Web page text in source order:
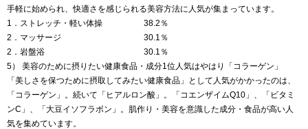
手軽に始められ、快適さを感じられる美容方法に人気が集まっています。
1．ストレッチ・軽い体操 38.2％
2．マッサージ 30.1％
2．岩盤浴 30.1％
5） 美容のために摂りたい健康食品・成分1位人気はやはり「コラーゲン」
「美しさを保つために摂取してみたい健康食品」として人気がかかったのは、
「コラーゲン」。続いて「ヒアルロン酸」。「コエンザイムQ10」、「ビタミ
ンC」、「大豆イソフラボン」。肌作り・美容を意識した成分・食品が高い人
気を集めています。